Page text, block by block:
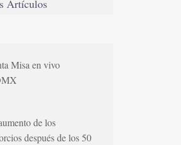
Artículos
Misa en vivo
de los
después de los 50